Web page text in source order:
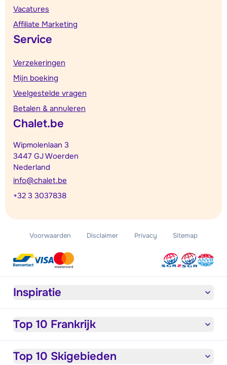
Vacatures
Affiliate Marketing
Service
Verzekeringen
Mijn boeking
Veelgestelde vragen
Betalen & annuleren
Chalet.be
Wipmolenlaan 3
3447 GJ Woerden
Nederland
info@chalet.be
+32 3 3037838
Voorwaarden Disclaimer Privacy Sitemap
Inspiratie
Top 10 Frankrijk
Top 10 Skigebieden